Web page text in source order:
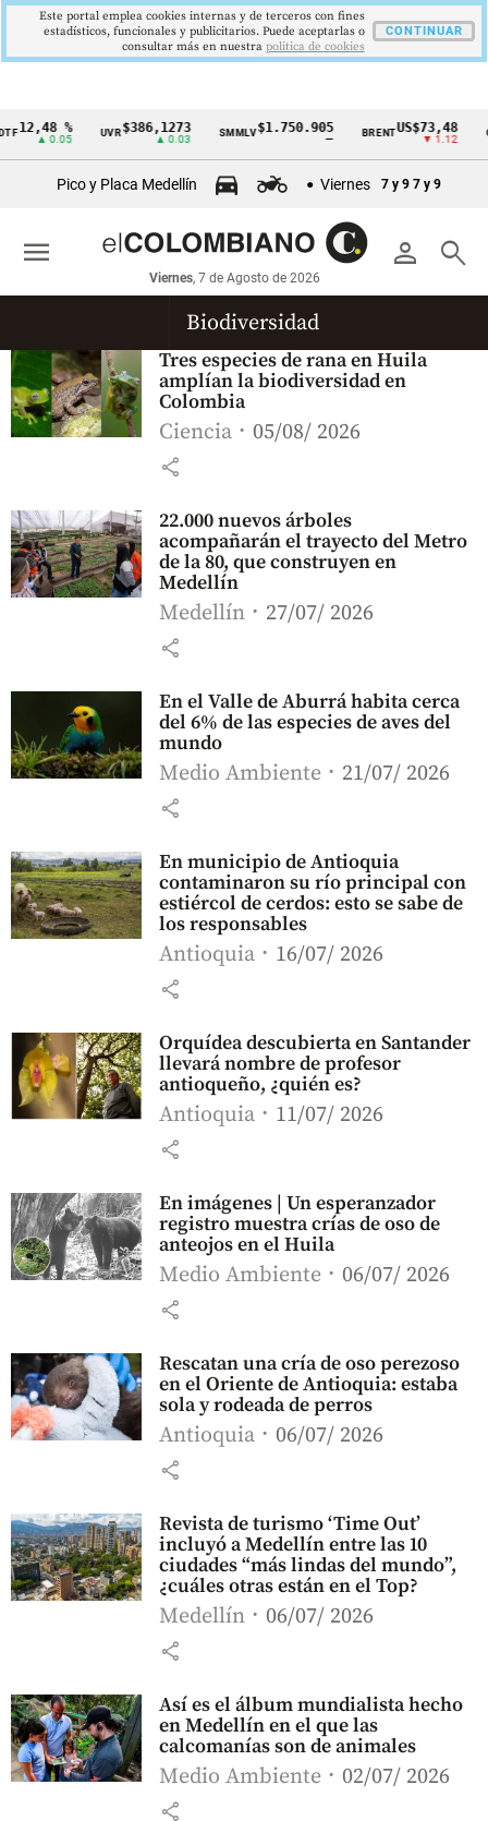
Cintillo
económicos
Colombia
12,48 %
▲ 0.05
UVR$386,1273
▲ 0.03
SMMLV $1.750.905
—
BRENTUS$73,48
▼ 1.12
Pico y Placa Medellín Viernes 7 y 9 7 y 9
person search
Viernes, 7 de Agosto de 2026
menu
Biodiversidad
Tres especies de rana en Huila
amplían la biodiversidad en
Colombia
Ciencia 05/08/ 2026
share
22.000 nuevos árboles
acompañarán el trayecto del Metro
de la 80, que construyen en
Medellín
Medellín 27/07/ 2026
share
En el Valle de Aburrá habita cerca
del 6% de las especies de aves del
mundo
Medio Ambiente 21/07/ 2026
share
En municipio de Antioquia
contaminaron su río principal con
estiércol de cerdos: esto se sabe de
los responsables
Antioquia 16/07/ 2026
share
Orquídea descubierta en Santander
llevará nombre de profesor
antioqueño, ¿quién es?
Antioquia 11/07/ 2026
share
En imágenes | Un esperanzador
registro muestra crías de oso de
anteojos en el Huila
Medio Ambiente 06/07/ 2026
share
Rescatan una cría de oso perezoso
en el Oriente de Antioquia: estaba
sola y rodeada de perros
Antioquia 06/07/ 2026
share
Revista de turismo ‘Time Out’
incluyó a Medellín entre las 10
ciudades “más lindas del mundo”,
¿cuáles otras están en el Top?
Medellín 06/07/ 2026
share
Así es el álbum mundialista hecho
en Medellín en el que las
calcomanías son de animales
Medio Ambiente 02/07/ 2026
share
Este portal emplea cookies internas y de terceros con fines
estadísticos, funcionales y publicitarios. Puede aceptarlas o
consultar más en nuestra politica de cookies
CONTINUAR